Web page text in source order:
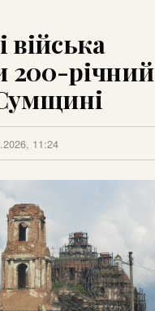
війська
річний
11:24